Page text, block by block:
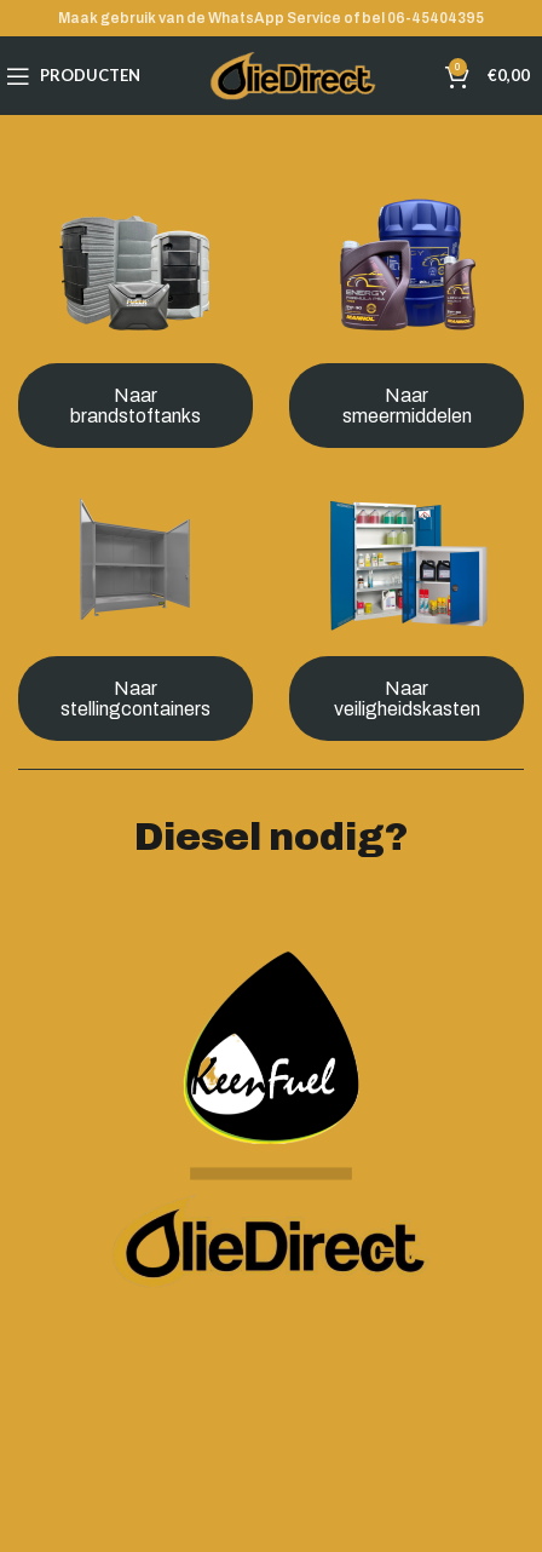
Maak gebruik van de WhatsApp Service of bel 06-45404395
PRODUCTEN 0 €0,00
Naar
brandstoftanks
Naar
smeermiddelen
Naar
stellingcontainers
Naar
veiligheidskasten
Diesel nodig?